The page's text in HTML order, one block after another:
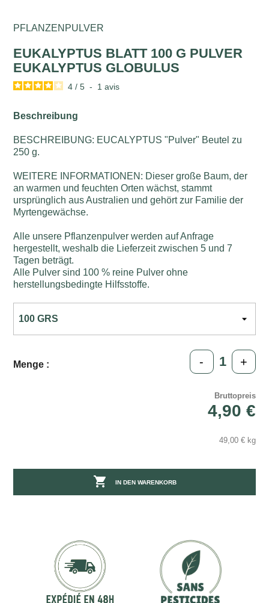
PFLANZENPULVER
EUKALYPTUS BLATT 100 G PULVER
EUKALYPTUS GLOBULUS
4 / 5 - 1avis
Beschreibung
BESCHREIBUNG: EUCALYPTUS "Pulver" Beutel zu
250 g.
WEITERE INFORMATIONEN: Dieser große Baum, der
an warmen und feuchten Orten wächst, stammt
ursprünglich aus Australien und gehört zur Familie der
Myrtengewächse.
Alle unsere Pflanzenpulver werden auf Anfrage
hergestellt, weshalb die Lieferzeit zwischen 5 und 7
Tagen beträgt.
Alle Pulver sind 100 % reine Pulver ohne
herstellungsbedingte Hilfsstoffe.
Menge : - +
Bruttopreis
4,90 €
49,00 € kg
 IN DEN WARENKORB